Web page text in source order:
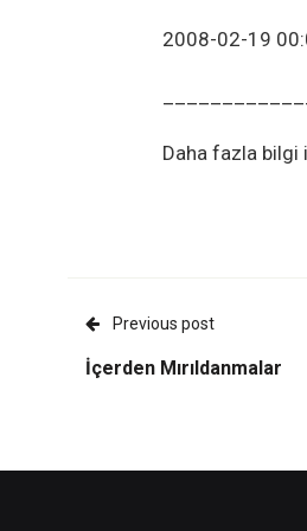
2008-02-19
Daha fazla bilgi
Previous post
İçerden Mırıldanmalar